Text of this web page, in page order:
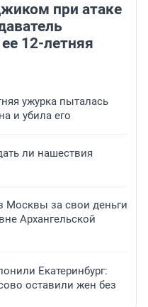
при атаке
12-летняя
ужурка пыталась
и убила его
ли нашествия
Москвы за свои деньги
Архангельской
Екатеринбург:
оставили жен без